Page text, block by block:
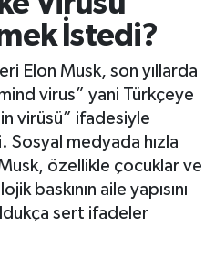
İstedi?
Elon Musk, son yıllarda
mind virus” yani Türkçeye
virüsü” ifadesiyle
medyada hızla
Musk, özellikle çocuklar ve
baskının aile yapısını
sert ifadeler